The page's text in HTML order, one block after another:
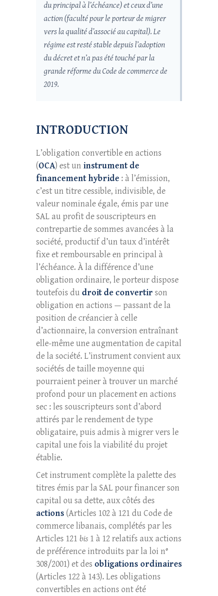
du principal à l’échéance) et ceux d’une
action (faculté pour le porteur de migrer
vers la qualité d’associé au capital). Le
régime est resté stable depuis l’adoption
du décret et n’a pas été touché par la
grande réforme du Code de commerce de
2019.
INTRODUCTION
L’obligation convertible en actions
(OCA) est un instrument de
financement hybride : à l’émission,
c’est un titre cessible, indivisible, de
valeur nominale égale, émis par une
SAL au profit de souscripteurs en
contrepartie de sommes avancées à la
société, productif d’un taux d’intérêt
fixe et remboursable en principal à
l’échéance. À la différence d’une
obligation ordinaire, le porteur dispose
toutefois du droit de convertirson
obligation en actions — passant de la
position de créancier à celle
d’actionnaire, la conversion entraînant
elle-même une augmentation de capital
de la société. L’instrument convient aux
sociétés de taille moyenne qui
pourraient peiner à trouver un marché
profond pour un placement en actions
sec : les souscripteurs sont d’abord
attirés par le rendement de type
obligataire, puis admis à migrer vers le
capital une fois la viabilité du projet
établie.
Cet instrument complète la palette des
titres émis par la SAL pour financer son
capital ou sa dette, aux côtés des
actions(Articles 102 à 121 du Code de
commerce libanais, complétés par les
Articles 121 bis 1 à 12 relatifs aux actions
de préférence introduits par la loi n°
308/2001) et des obligations ordinaires
(Articles 122 à 143). Les obligations
convertibles en actions ont été